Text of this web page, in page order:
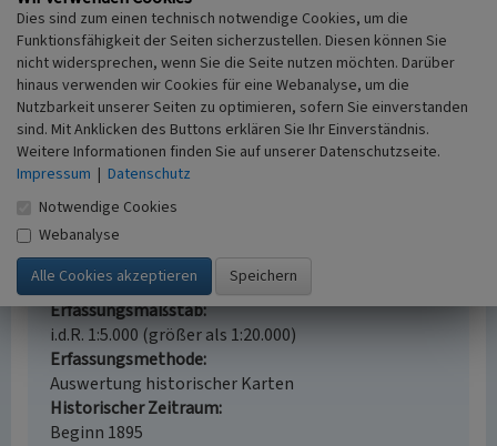
129.) Bad Godesberg.
Lineare Gehölzstrukturen in der holozänen
Rheinaue (Niederterrasse) des linken Rheinufers
zwischen Emmerich, Rees, Kalkar und Kleve auf
der Grundlage der Neuaufnahme von 1890-1896
Schlagwörter
Baumreihe
Fachsicht(en)
Kulturlandschaftspflege, Landeskunde
Erfassungsmaßstab
i.d.R. 1:5.000 (größer als 1:20.000)
Erfassungsmethode
Auswertung historischer Karten
Historischer Zeitraum
Beginn 1895
Dies sind zum einen technisch notwendige Cookies, um die
Funktionsfähigkeit der Seiten sicherzustellen. Diesen können Sie
nicht widersprechen, wenn Sie die Seite nutzen möchten. Darüber
hinaus verwenden wir Cookies für eine Webanalyse, um die
Nutzbarkeit unserer Seiten zu optimieren, sofern Sie einverstanden
sind. Mit Anklicken des Buttons erklären Sie Ihr Einverständnis.
Weitere Informationen finden Sie auf unserer Datenschutzseite.
Impressum | Datenschutz
Notwendige Cookies
Webanalyse